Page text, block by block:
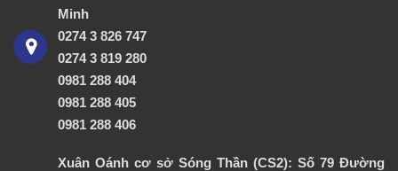
Minh
0274 3 826 747
0274 3 819 280
0981 288 404
0981 288 405
0981 288 406
Xuân Oánh cơ sở Sóng Thần (CS2): Số 79 Đường